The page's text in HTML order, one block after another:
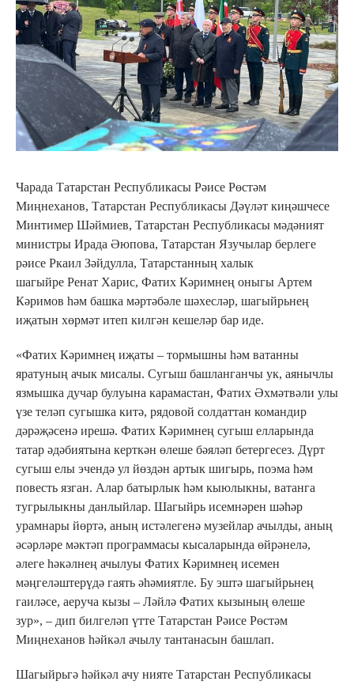
Чарада Татарстан Республикасы Рәисе Рөстәм
Миңнеханов, Татарстан Республикасы Дәүләт киңәшчесе
Минтимер Шәймиев, Татарстан Республикасы мәдәният
министры Ирада Әюпова, Татарстан Язучылар берлеге
рәисе Ркаил Зәйдулла, Татарстанның халык
шагыйре Ренат Харис, Фатих Кәримнең оныгы Артем
Кәримов һәм башка мәртәбәле шәхесләр, шагыйрьнең
иҗатын хөрмәт итеп килгән кешеләр бар иде.
«Фатих Кәримнең иҗаты – тормышны һәм ватанны
яратуның ачык мисалы. Сугыш башланганчы ук, аянычлы
язмышка дучар булуына карамастан, Фатих Әхмәтвәли улы
үзе теләп сугышка китә, рядовой солдаттан командир
дәрәҗәсенә ирешә. Фатих Кәримнең сугыш елларында
татар әдәбиятына керткән өлеше бәяләп бетергесез. Дүрт
сугыш елы эчендә ул йөздән артык шигырь, поэма һәм
повесть язган. Алар батырлык һәм кыюлыкны, ватанга
тугрылыкны данлыйлар. Шагыйрь исемнәрен шәһәр
урамнары йөртә, аның истәлегенә музейлар ачылды, аның
әсәрләре мәктәп программасы кысаларында өйрәнелә,
әлеге һәкәлнең ачылуы Фатих Кәримнең исемен
мәңгеләштерүдә гаять әһәмиятле. Бу эштә шагыйрьнең
гаиләсе, аеруча кызы – Ләйлә Фатих кызының өлеше
зур», ‒ дип билгеләп үтте Татарстан Рәисе Рөстәм
Миңнеханов һәйкәл ачылу тантанасын башлап.
Шагыйрьгә һәйкәл ачу нияте Татарстан Республикасы